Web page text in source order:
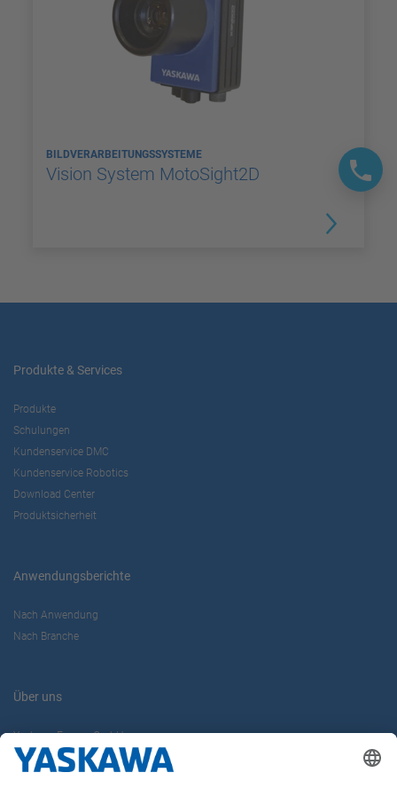
BILDVERARBEITUNGSSYSTEME
Vision System MotoSight2D
Produkte & Services
Produkte
Schulungen
Kundenservice DMC
Kundenservice Robotics
Download Center
Produktsicherheit
Anwendungsberichte
Nach Anwendung
Nach Branche
Über uns
Yaskawa Europe GmbH
Karriere